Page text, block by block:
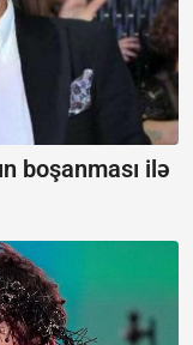
boşanması ilə